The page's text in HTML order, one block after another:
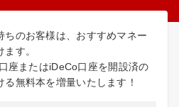
ちのお客様は、おすすめマネー
す。
座またはiDeCo口座を開設済の
無料本を増量いたします！